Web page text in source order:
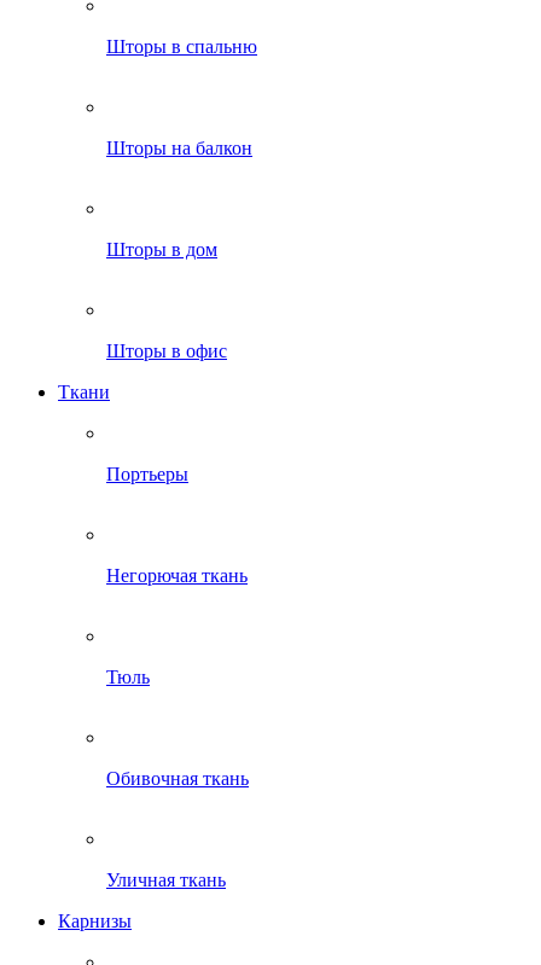
Шторы в спальню
Шторы на балкон
Шторы в дом
Шторы в офис
Ткани
Портьеры
Негорючая ткань
Тюль
Обивочная ткань
Уличная ткань
Карнизы